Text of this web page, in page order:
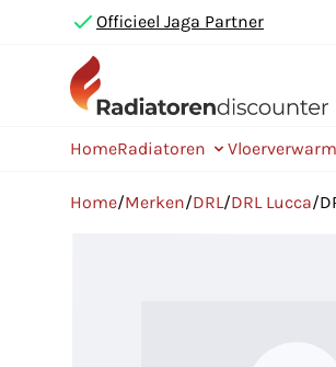
Officieel Jaga Partner
HomeRadiatoren
Home/Merken/DRL/DRL Lucca/